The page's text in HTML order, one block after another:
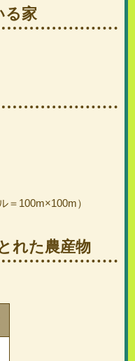
る家
100m×100m）
れた農産物